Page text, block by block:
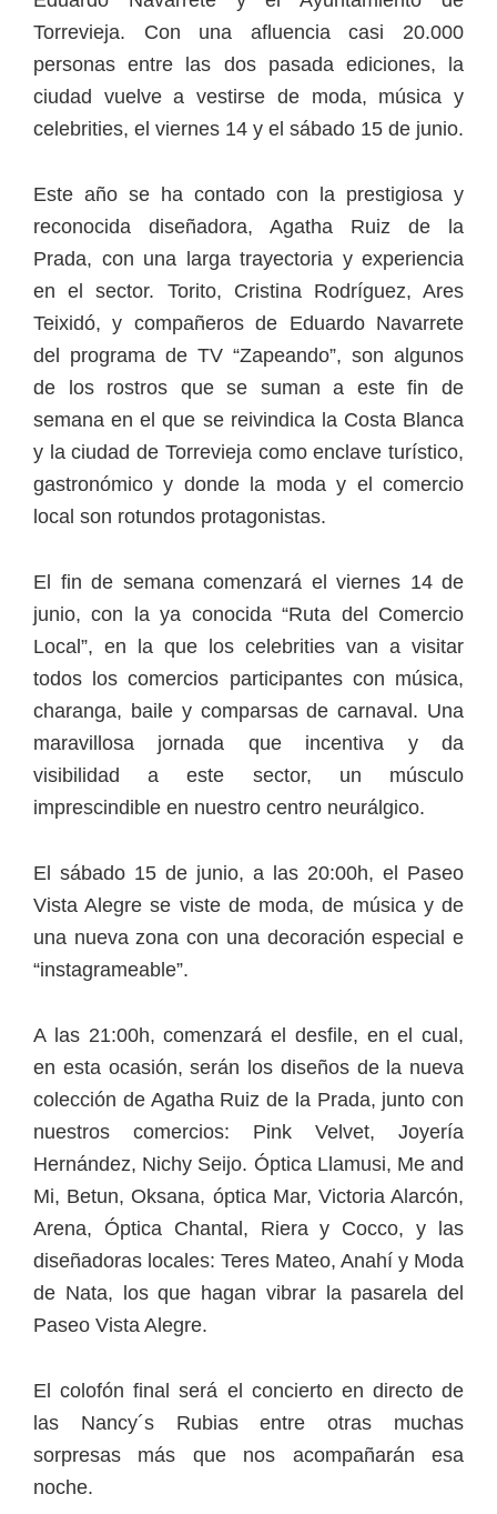
Torrevieja. Con una afluencia casi 20.000
personas entre las dos pasada ediciones, la
ciudad vuelve a vestirse de moda, música y
celebrities, el viernes 14 y el sábado 15 de junio.
Este año se ha contado con la prestigiosa y
reconocida diseñadora, Agatha Ruiz de la
Prada, con una larga trayectoria y experiencia
en el sector. Torito, Cristina Rodríguez, Ares
Teixidó, y compañeros de Eduardo Navarrete
del programa de TV “Zapeando”, son algunos
de los rostros que se suman a este fin de
semana en el que se reivindica la Costa Blanca
y la ciudad de Torrevieja como enclave turístico,
gastronómico y donde la moda y el comercio
local son rotundos protagonistas.
El fin de semana comenzará el viernes 14 de
junio, con la ya conocida “Ruta del Comercio
Local”, en la que los celebrities van a visitar
todos los comercios participantes con música,
charanga, baile y comparsas de carnaval. Una
maravillosa jornada que incentiva y da
visibilidad a este sector, un músculo
imprescindible en nuestro centro neurálgico.
El sábado 15 de junio, a las 20:00h, el Paseo
Vista Alegre se viste de moda, de música y de
una nueva zona con una decoración especial e
“instagrameable”.
A las 21:00h, comenzará el desfile, en el cual,
en esta ocasión, serán los diseños de la nueva
colección de Agatha Ruiz de la Prada, junto con
nuestros comercios: Pink Velvet, Joyería
Hernández, Nichy Seijo. Óptica Llamusi, Me and
Mi, Betun, Oksana, óptica Mar, Victoria Alarcón,
Arena, Óptica Chantal, Riera y Cocco, y las
diseñadoras locales: Teres Mateo, Anahí y Moda
de Nata, los que hagan vibrar la pasarela del
Paseo Vista Alegre.
El colofón final será el concierto en directo de
las Nancy´s Rubias entre otras muchas
sorpresas más que nos acompañarán esa
noche.